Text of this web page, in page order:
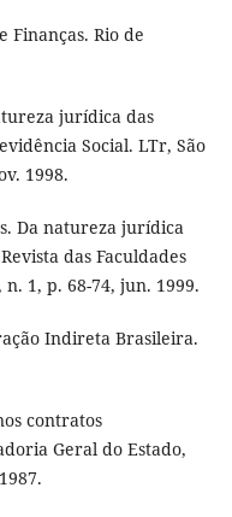
Finanças. Rio de
jurídica das
Social. LTr, São
1998.
Da natureza jurídica
das Faculdades
1, p. 68-74, jun. 1999.
Indireta Brasileira.
contratos
Geral do Estado,